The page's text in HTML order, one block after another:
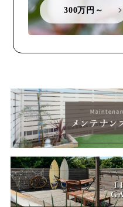
300万円～